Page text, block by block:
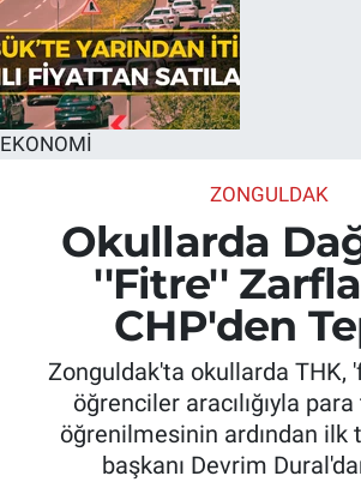
EKONOMİ
ZONGULDAK
Okullarda
''Fitre''
CHP'den
Zonguldak'ta okullarda THK,
öğrenciler aracılığıyla para
öğrenilmesinin ardından ilk
başkanı Devrim